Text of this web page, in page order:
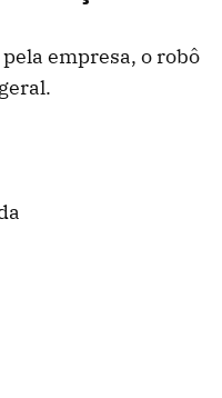
empresa, o robô